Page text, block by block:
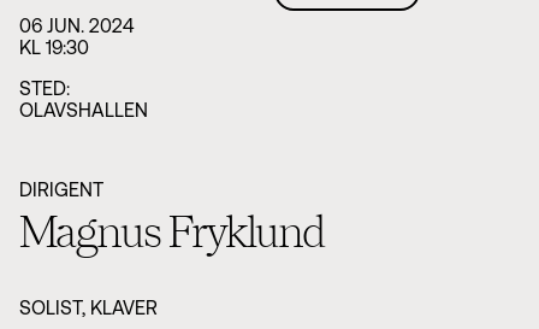
06 JUN. 2024
KL 19:30
STED:
OLAVSHALLEN
DIRIGENT
Magnus Fryklund
SOLIST, KLAVER